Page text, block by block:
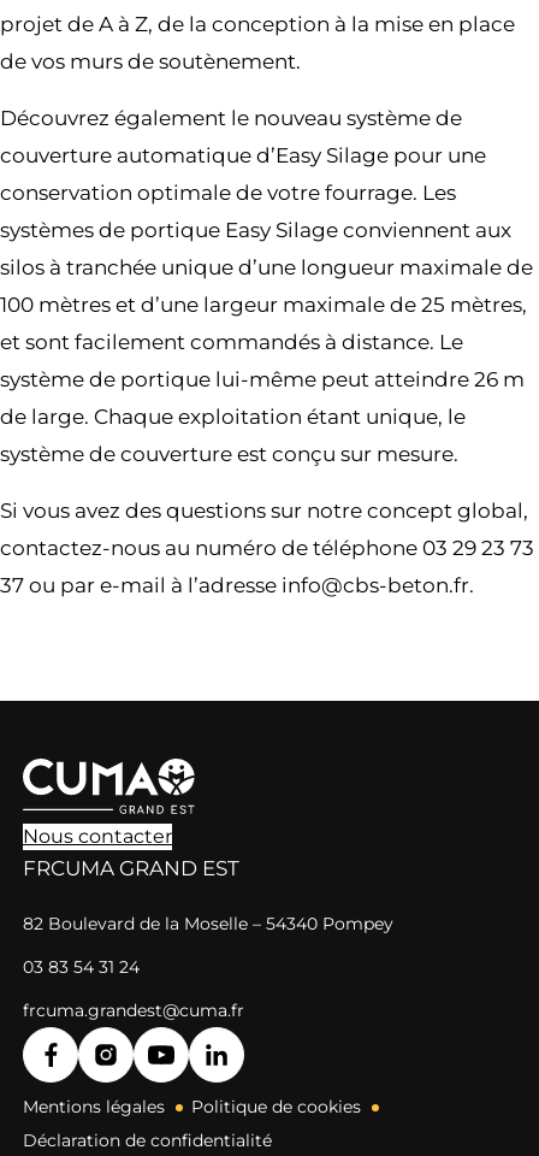
projet de A à Z, de la conception à la mise en place
de vos murs de soutènement.
Découvrez également le nouveau système de
couverture automatique d’Easy Silage pour une
conservation optimale de votre fourrage. Les
systèmes de portique Easy Silage conviennent aux
silos à tranchée unique d’une longueur maximale de
100 mètres et d’une largeur maximale de 25 mètres,
et sont facilement commandés à distance. Le
système de portique lui-même peut atteindre 26 m
de large. Chaque exploitation étant unique, le
système de couverture est conçu sur mesure.
Si vous avez des questions sur notre concept global,
contactez-nous au numéro de téléphone 03 29 23 73
37 ou par e-mail à l’adresse info@cbs-beton.fr.
Nous contacter
FRCUMA GRAND EST
82 Boulevard de la Moselle – 54340 Pompey
03 83 54 31 24
frcuma.grandest@cuma.fr
Mentions légales
Politique de cookies
Déclaration de confidentialité